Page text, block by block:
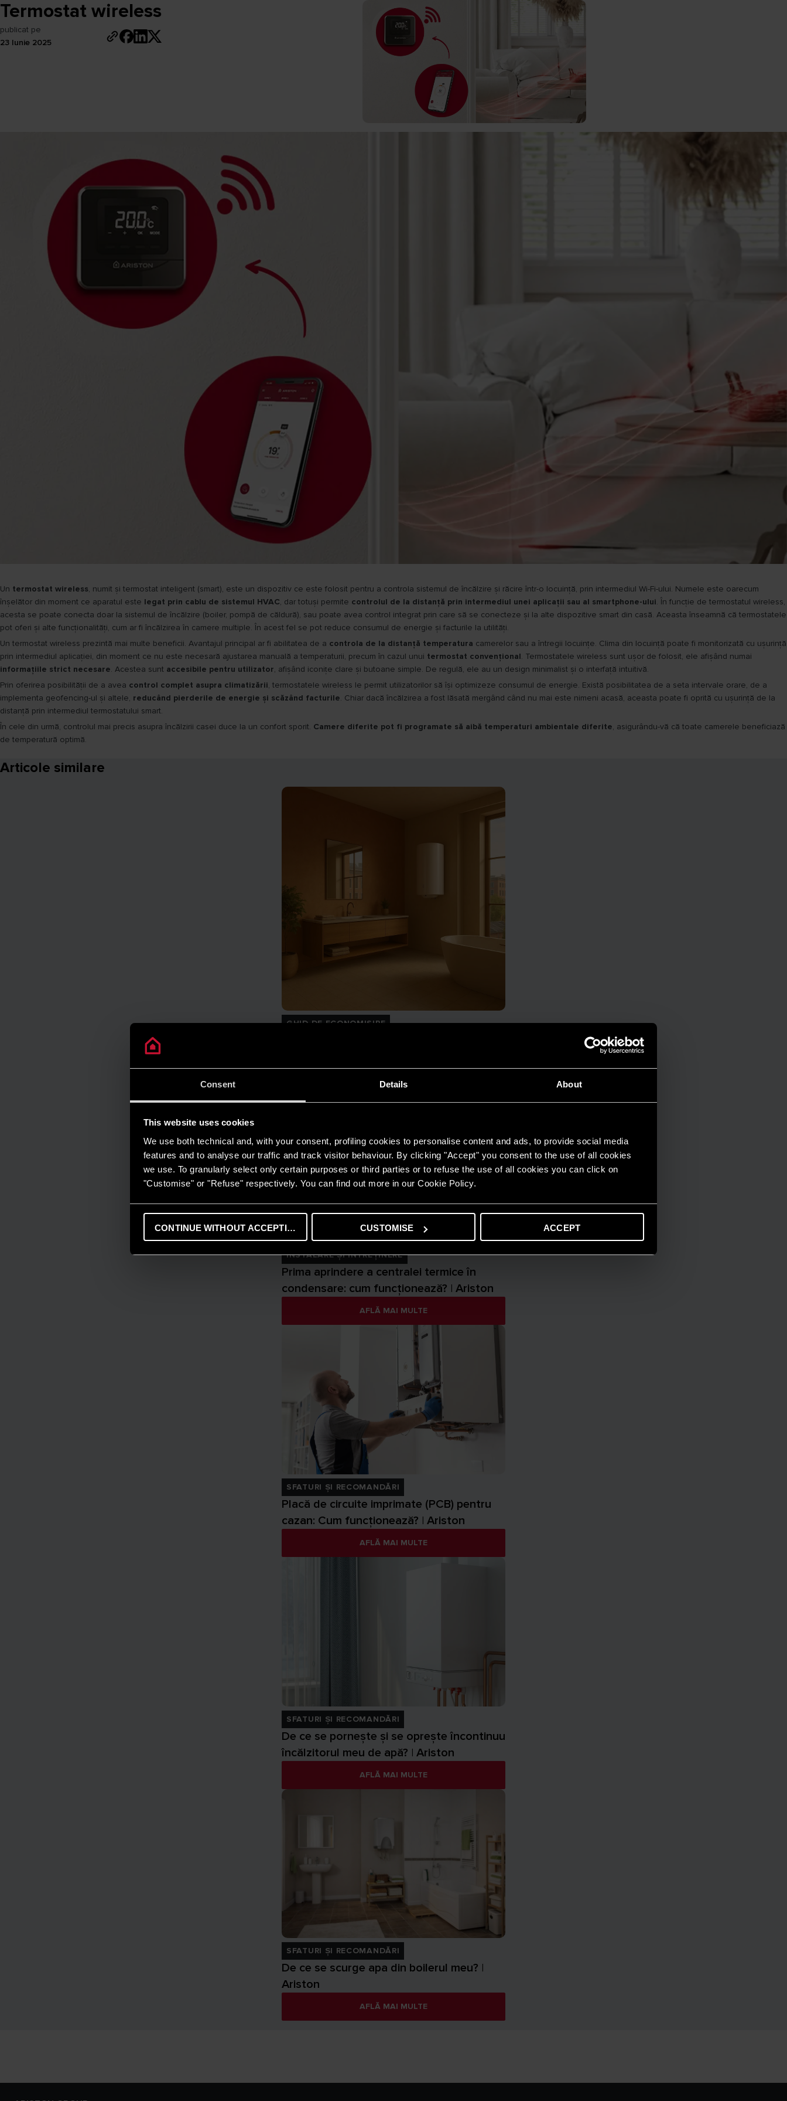
Consent Details About
This website uses cookies
We use both technical and, with your consent, profiling cookies to personalise content and ads, to provide social media
features and to analyse our traffic and track visitor behaviour. By clicking "Accept" you consent to the use of all cookies
we use. To granularly select only certain purposes or third parties or to refuse the use of all cookies you can click on
"Customise" or "Refuse" respectively. You can find out more in our Cookie Policy.
CONTINUE WITHOUT ACCEPTING CUSTOMISE ACCEPT
Termostat wireless
publicat pe
23 Iunie 2025
Un termostat wireless, numit și termostat inteligent (smart), este un dispozitiv ce este folosit pentru a controla sistemul de încălzire și răcire într-o locuință, prin intermediul Wi-Fi-ului. Numele este oarecum
înșelător din moment ce aparatul este legat prin cablu de sistemul HVAC, dar totuși permite controlul de la distanță prin intermediul unei aplicații sau al smartphone-ului. În funcție de termostatul wireless,
acesta se poate conecta doar la sistemul de încălzire (boiler, pompă de căldură), sau poate avea control integrat prin care să se conecteze și la alte dispozitive smart din casă. Aceasta înseamnă că termostatele
pot oferi și alte funcționalități, cum ar fi încălzirea în camere multiple. În acest fel se pot reduce consumul de energie și facturile la utilități.
Un termostat wireless prezintă mai multe beneficii. Avantajul principal ar fi abilitatea de a controla de la distanță temperatura camerelor sau a întregii locuințe. Clima din locuință poate fi monitorizată cu ușurință
prin intermediul aplicației, din moment ce nu este necesară ajustarea manuală a temperaturii, precum în cazul unui termostat convențional. Termostatele wireless sunt ușor de folosit, ele afișând numai
informațiile strict necesare. Acestea sunt accesibile pentru utilizator, afișând iconițe clare și butoane simple. De regulă, ele au un design minimalist și o interfață intuitivă.
Prin oferirea posibilității de a avea control complet asupra climatizării, termostatele wireless le permit utilizatorilor să își optimizeze consumul de energie. Există posibilitatea de a seta intervale orare, de a
implementa geofencing-ul și altele, reducând pierderile de energie și scăzând facturile. Chiar dacă încălzirea a fost lăsată mergând când nu mai este nimeni acasă, aceasta poate fi oprită cu ușurință de la
distanță prin intermediul termostatului smart.
În cele din urmă, controlul mai precis asupra încălzirii casei duce la un confort sporit. Camere diferite pot fi programate să aibă temperaturi ambientale diferite, asigurându-vă că toate camerele beneficiază
de temperatură optimă.
Articole similare
GHID DE ECONOMISIRE
AFLĂ MAI MULTE
INSTALARE ȘI ÎNTREȚINERE
Prima aprindere a centralei termice în
condensare: cum funcționează? | Ariston
AFLĂ MAI MULTE
SFATURI ȘI RECOMANDĂRI
Placă de circuite imprimate (PCB) pentru
cazan: Cum funcționează? | Ariston
AFLĂ MAI MULTE
SFATURI ȘI RECOMANDĂRI
De ce se pornește și se oprește încontinuu
încălzitorul meu de apă? | Ariston
AFLĂ MAI MULTE
SFATURI ȘI RECOMANDĂRI
De ce se scurge apa din boilerul meu? |
Ariston
AFLĂ MAI MULTE